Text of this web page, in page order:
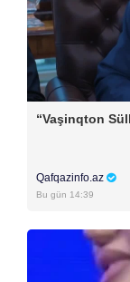
“Vaşinqton
Qafqazinfo.az
Bu gün 14:39